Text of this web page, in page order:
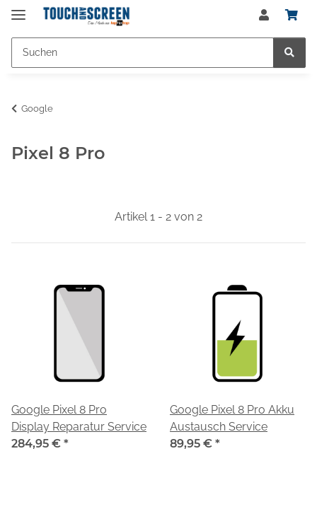
Google
Pixel 8 Pro
Artikel 1 - 2 von 2
Google Pixel 8 Pro
Display Reparatur Service
284,95 € *
Google Pixel 8 Pro Akku
Austausch Service
89,95 € *